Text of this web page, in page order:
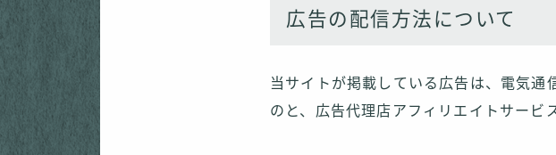
広告の配信方法について
当サイトが掲載している広告は、電気通
のと、広告代理店アフィリエイトサービ